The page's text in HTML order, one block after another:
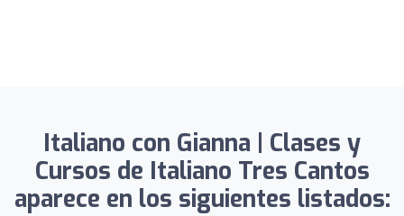
Italiano con Gianna | Clases y
Cursos de Italiano Tres Cantos
aparece en los siguientes listados: